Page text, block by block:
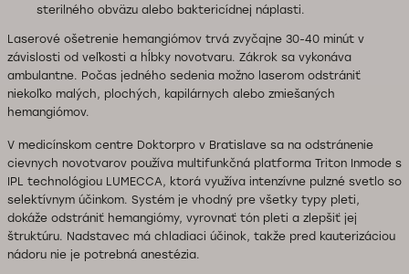
sterilného obväzu alebo baktericídnej náplasti.
Laserové ošetrenie hemangiómov trvá zvyčajne 30-40 minút v
závislosti od veľkosti a hĺbky novotvaru. Zákrok sa vykonáva
ambulantne. Počas jedného sedenia možno laserom odstrániť
niekoľko malých, plochých, kapilárnych alebo zmiešaných
hemangiómov.
V medicínskom centre Doktorpro v Bratislave sa na odstránenie
cievnych novotvarov používa multifunkčná platforma Triton Inmode s
IPL technológiou LUMECCA, ktorá využíva intenzívne pulzné svetlo so
selektívnym účinkom. Systém je vhodný pre všetky typy pleti,
dokáže odstrániť hemangiómy, vyrovnať tón pleti a zlepšiť jej
štruktúru. Nadstavec má chladiaci účinok, takže pred kauterizáciou
nádoru nie je potrebná anestézia.